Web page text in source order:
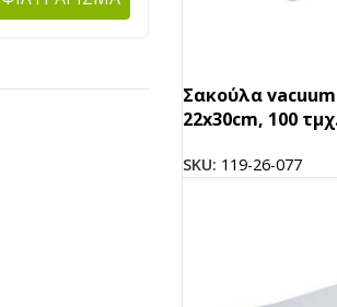
Σακούλα
22x30cm, 100
SKU: 119-26-077